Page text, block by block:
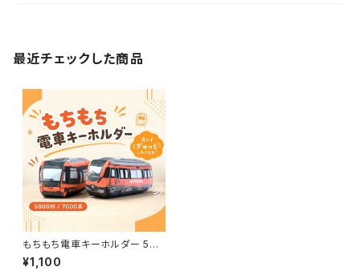
最近チェックした商品
もちもち電車キーホルダー 500
0形／7000系
¥1,100